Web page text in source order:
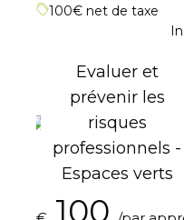
100€ net de taxe
Evaluer et
prévenir les
risques
professionnels -
Espaces verts
100